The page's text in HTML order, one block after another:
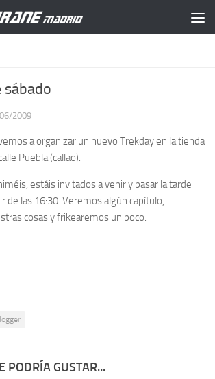
sábado
2009
a organizar un nuevo Trekday en la tienda
Puebla (callao).
estáis invitados a venir y pasar la tarde
de las 16:30. Veremos algún capítulo,
cosas y frikearemos un poco.
PODRÍA GUSTAR...